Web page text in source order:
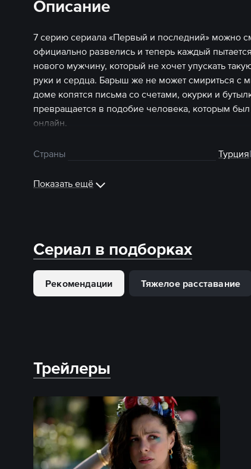
Описание
7 серию сериала «Первый и последний» можно
официально развелись и теперь каждый
нового мужчину, который не хочет упускать
руки и сердца. Барыш же не может смириться с
доме копятся письма со счетами, окурки и
превращается в подобие человека, которым
онлайн.
Страны Турция
Показать ещё
Сериал в подборках
Рекомендации Тяжелое расставание
Трейлеры